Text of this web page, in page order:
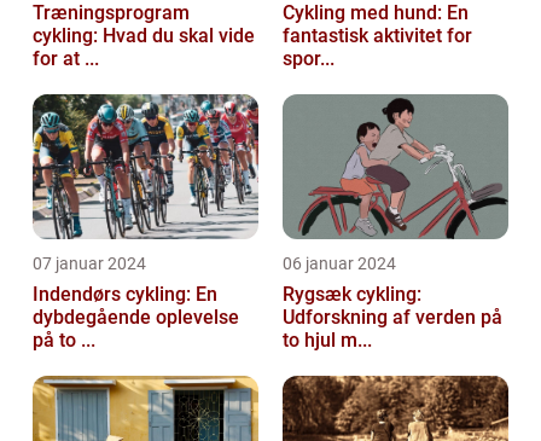
Træningsprogram
cykling: Hvad du skal vide
for at ...
Cykling med hund: En
fantastisk aktivitet for
spor...
07 januar 2024
Indendørs cykling: En
dybdegående oplevelse
på to ...
06 januar 2024
Rygsæk cykling:
Udforskning af verden på
to hjul m...